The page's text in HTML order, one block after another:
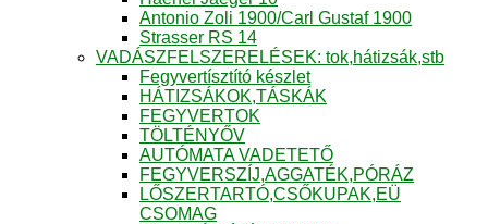
Antonio Zoli 1900/Carl Gustaf 1900
Strasser RS 14
VADÁSZFELSZERELÉSEK: tok,hátizsák,stb
Fegyvertísztító készlet
HÁTIZSÁKOK,TÁSKÁK
FEGYVERTOK
TÖLTÉNYŐV
AUTÓMATA VADETETŐ
FEGYVERSZÍJ,AGGATÉK,PÓRÁZ
LŐSZERTARTÓ,CSŐKUPAK,EÜ
CSOMAG